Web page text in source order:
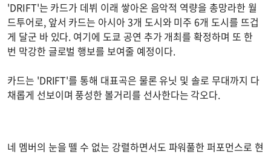
'DRIFT'는 카드가 데뷔 이래 쌓아온 음악적 역량을 총망라한 월
드투어로, 앞서 카드는 아시아 3개 도시와 미주 6개 도시를 뜨겁
게 달군 바 있다. 여기에 도쿄 공연 추가 개최를 확정하며 또 한
번 막강한 글로벌 행보를 보여줄 예정이다.
카드는 'DRIFT'를 통해 대표곡은 물론 유닛 및 솔로 무대까지 다
채롭게 선보이며 풍성한 볼거리를 선사한다는 각오다.
네 멤버의 눈을 뗄 수 없는 강렬하면서도 파워풀한 퍼포먼스로 현